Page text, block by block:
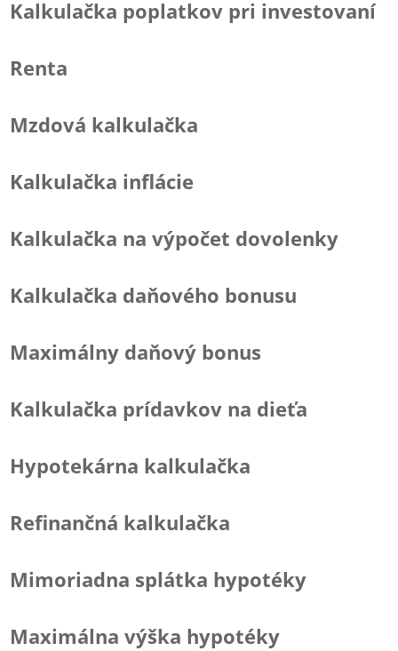
Kalkulačka poplatkov pri investovaní
Renta
Mzdová kalkulačka
Kalkulačka inflácie
Kalkulačka na výpočet dovolenky
Kalkulačka daňového bonusu
Maximálny daňový bonus
Kalkulačka prídavkov na dieťa
Hypotekárna kalkulačka
Refinančná kalkulačka
Mimoriadna splátka hypotéky
Maximálna výška hypotéky